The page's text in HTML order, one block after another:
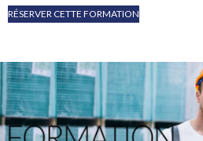
Note
2.67
RÉSERVER CETTE FORMATION